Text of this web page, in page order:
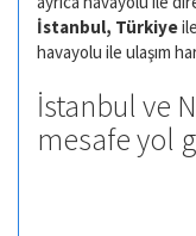
İstanbul, Türkiyeile
havayolu ile ulaşım
İstanbul ve
mesafe yol